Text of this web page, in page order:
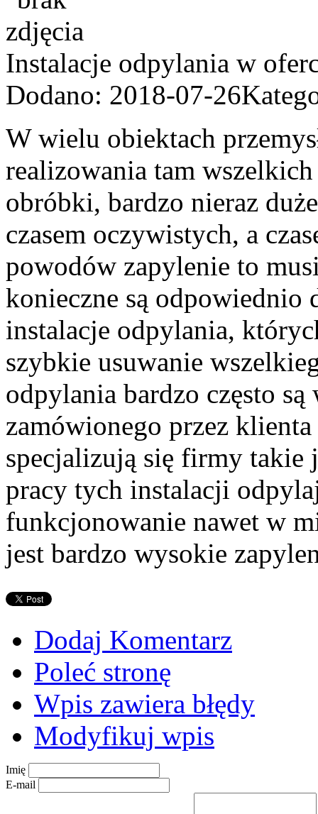
Instalacje odpylania w
Dodano: 2018-07-26
W wielu obiektach
realizowania tam
obróbki, bardzo nieraz
czasem oczywistych, a
powodów zapylenie to
konieczne są odpowiednio
instalacje odpylania,
szybkie usuwanie
odpylania bardzo często
zamówionego przez
specjalizują się firmy
pracy tych instalacji
funkcjonowanie nawet w
jest bardzo wysokie
Dodaj Komentarz
Poleć stronę
Wpis zawiera błędy
Modyfikuj wpis
Imię
E-mail